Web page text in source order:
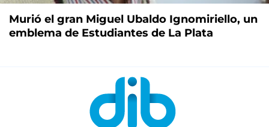
Murió el gran Miguel Ubaldo Ignomiriello, un
emblema de Estudiantes de La Plata